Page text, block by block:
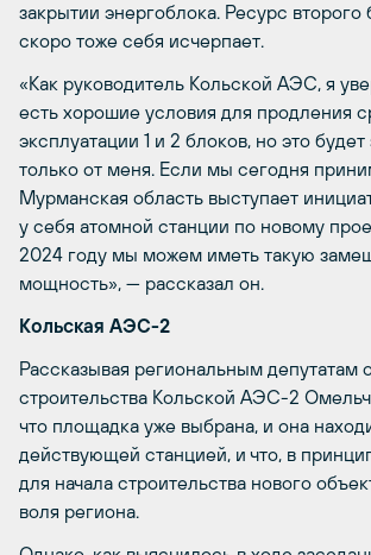
закрытии энергоблока. Ресурс второго
скоро тоже себя исчерпает.
«Как руководитель Кольской АЭС, я
есть хорошие условия для продления
эксплуатации 1 и 2 блоков, но это будет
только от меня. Если мы сегодня
Мурманская область выступает
у себя атомной станции по новому
2024 году мы можем иметь такую
мощность», — рассказал он.
Кольская АЭС-2
Рассказывая региональным депутатам
строительства Кольской АЭС-2
что площадка уже выбрана, и она
действующей станцией, и что, в
для начала строительства нового
воля региона.